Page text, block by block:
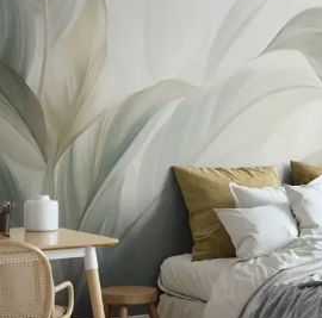
Premium
56 .67 €/m²
Premium vinil
66 40 .00 /m²
Peel and Stick
81.6749.00€/m²